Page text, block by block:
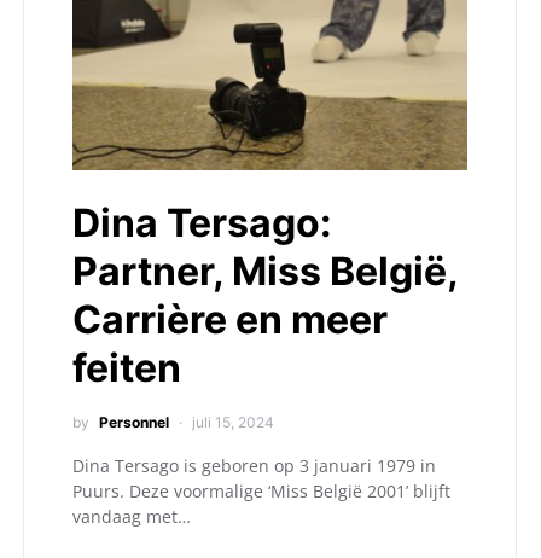
Dina Tersago:
Partner, Miss België,
Carrière en meer
feiten
by Personnel juli 15, 2024
Dina Tersago is geboren op 3 januari 1979 in
Puurs. Deze voormalige ‘Miss België 2001’ blijft
vandaag met…